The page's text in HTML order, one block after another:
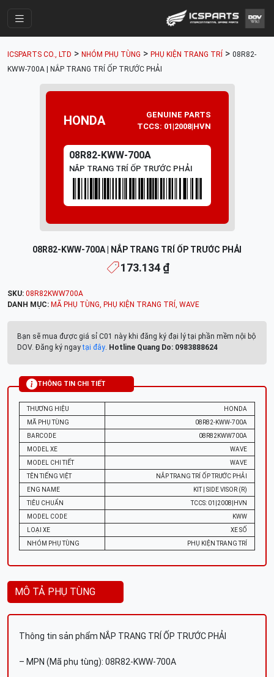
Cửa Hàng
Parts Catalogue
Mã Phụ Tùng
Tài khoản
ICSPARTS CO., LTD > NHÓM PHỤ TÙNG > PHỤ KIỆN TRANG TRÍ > 08R82-
KWW-700A | NẮP TRANG TRÍ ỐP TRƯỚC PHẢI
HONDA
GENUINE PARTS
TCCS: 01|2008|HVN
08R82-KWW-700A
NẮP TRANG TRÍ ỐP TRƯỚC PHẢI
08R82-KWW-700A | NẮP TRANG TRÍ ỐP TRƯỚC PHẢI
173.134 ₫
SKU: 08R82KWW700A
DANH MỤC: MÃ PHỤ TÙNG, PHỤ KIỆN TRANG TRÍ , WAVE
Bạn sẽ mua được giá sỉ C01 này khi đăng ký đại lý tại phần mềm nội bộ
DOV. Đăng ký ngaytại đây. Hotline Quang Do: 0983888624
THÔNG TIN CHI TIẾT
THƯƠNG HIỆU
HONDA
MÃ PHỤ TÙNG
08R82-KWW-700A
BARCODE
08R82KWW700A
MODEL XE
WAVE
MODEL CHI TIẾT
WAVE
TÊN TIẾNG VIỆT
NẮP TRANG TRÍ ỐP TRƯỚC PHẢI
ENG NAME
KIT | SIDE VISOR (R)
TIÊU CHUẨN
TCCS: 01|2008|HVN
MODEL CODE
KWW
LOẠI XE
XE SỐ
NHÓM PHỤ TÙNG
PHỤ KIỆN TRANG TRÍ
MÔ TẢ PHỤ TÙNG
Thông tin sản phẩm NẮP TRANG TRÍ ỐP TRƯỚC PHẢI
– MPN (Mã phụ tùng): 08R82-KWW-700A